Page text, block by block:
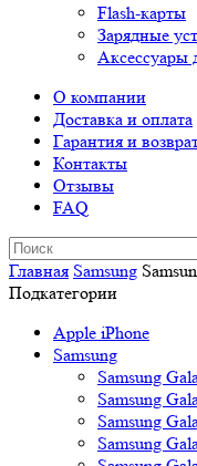
Flash-карты
Зарядные
Аксессуары
О компании
Доставка и оплата
Гарантия и
Контакты
Отзывы
FAQ
Главная Samsung
Подкатегории
Apple iPhone
Samsung
Samsung
Samsung
Samsung
Samsung